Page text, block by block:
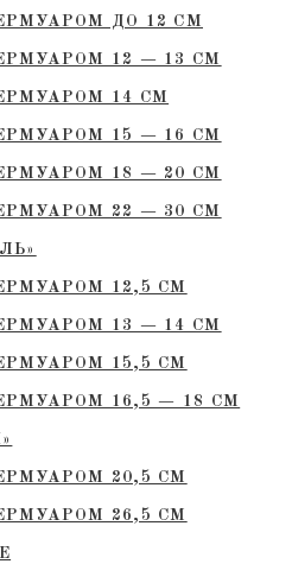
ДО 12 СМ
12 — 13 СМ
14 СМ
15 — 16 СМ
18 — 20 СМ
22 — 30 СМ
12,5 СМ
13 — 14 СМ
15,5 СМ
16,5 — 18 СМ
20,5 СМ
26,5 СМ